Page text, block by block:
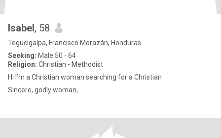
Isabel, 58
Tegucigalpa, Francisco Morazán, Honduras
Seeking: Male 50 - 64
Religion: Christian - Methodist
Hi I’m a Christian woman searching for a Christian
Sincere, godly woman,